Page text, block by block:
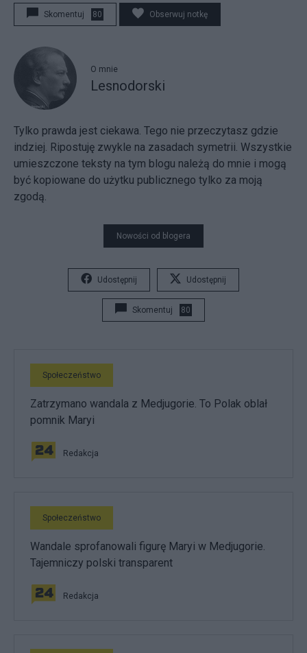
Skomentuj 80 Obserwuj notkę
O mnie
Lesnodorski
Tylko prawda jest ciekawa. Tego nie przeczytasz gdzie
indziej. Ripostuję zwykle na zasadach symetrii. Wszystkie
umieszczone teksty na tym blogu należą do mnie i mogą
być kopiowane do użytku publicznego tylko za moją
zgodą.
Nowości od blogera
Udostępnij Udostępnij
Skomentuj 80
Społeczeństwo
Zatrzymano wandala z Medjugorie. To Polak oblał
pomnik Maryi
Redakcja
Społeczeństwo
Wandale sprofanowali figurę Maryi w Medjugorie.
Tajemniczy polski transparent
Redakcja